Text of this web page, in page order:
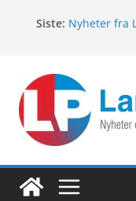
Siste: Nyheter fra
Nyheter fra
Nyheter fra